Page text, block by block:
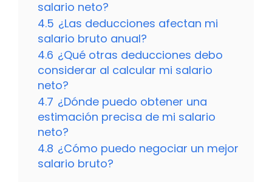
salario neto?
4.5 ¿Las deducciones afectan mi
salario bruto anual?
4.6 ¿Qué otras deducciones debo
considerar al calcular mi salario
neto?
4.7 ¿Dónde puedo obtener una
estimación precisa de mi salario
neto?
4.8 ¿Cómo puedo negociar un mejor
salario bruto?